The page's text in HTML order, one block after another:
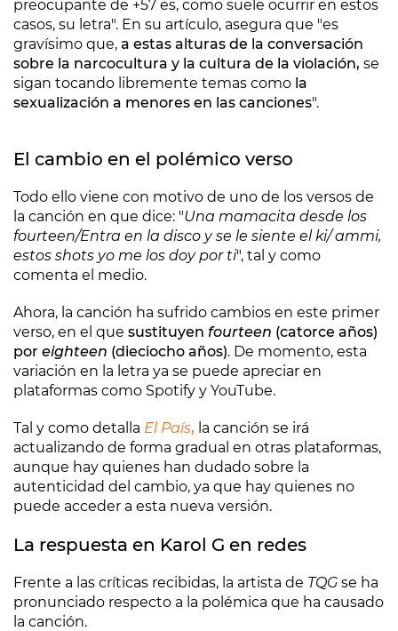
preocupante de +57 es, como suele ocurrir en estos
casos, su letra". En su artículo, asegura que "es
gravísimo que, a estas alturas de la conversación
sobre la narcocultura y la cultura de la violación, se
sigan tocando libremente temas como la
sexualización a menores en las canciones".
El cambio en el polémico verso
Todo ello viene con motivo de uno de los versos de
la canción en que dice: "Una mamacita desde los
fourteen/Entra en la disco y se le siente el ki/ ammi,
estos shots yo me los doy por ti", tal y como
comenta el medio.
Ahora, la canción ha sufrido cambios en este primer
verso, en el que sustituyen fourteen (catorce años)
por eighteen (dieciocho años). De momento, esta
variación en la letra ya se puede apreciar en
plataformas como Spotify y YouTube.
Tal y como detalla El País, la canción se irá
actualizando de forma gradual en otras plataformas,
aunque hay quienes han dudado sobre la
autenticidad del cambio, ya que hay quienes no
puede acceder a esta nueva versión.
La respuesta en Karol G en redes
Frente a las críticas recibidas, la artista de TQG se ha
pronunciado respecto a la polémica que ha causado
la canción.